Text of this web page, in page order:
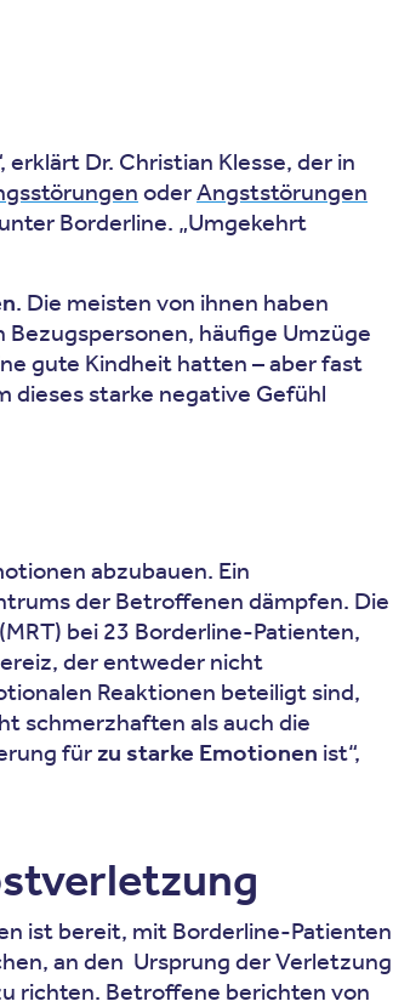
Dr. Christian Klesse, der in
oderAngststörungen
Borderline. „Umgekehrt
. Die meisten von ihnen haben
häufige Umzüge
gute Kindheit hatten – aber fast
dieses starke negative Gefühl
abzubauen. Ein
der Betroffenen dämpfen. Die
bei 23 Borderline-Patienten,
der entweder nicht
Reaktionen beteiligt sind,
schmerzhaften als auch die
für zu starke Emotionen ist“,
ist bereit, mit Borderline-Patienten
an den Ursprung der Verletzung
richten. Betroffene berichten von